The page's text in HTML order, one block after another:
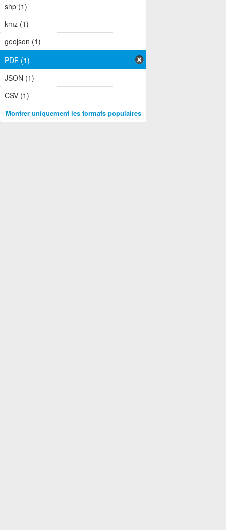
shp (1)
kmz (1)
geojson (1)
PDF (1)
JSON (1)
CSV (1)
Montrer uniquement les formats populaires